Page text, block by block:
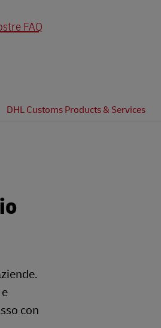
FAQ
DHL Customs Products & Services
con